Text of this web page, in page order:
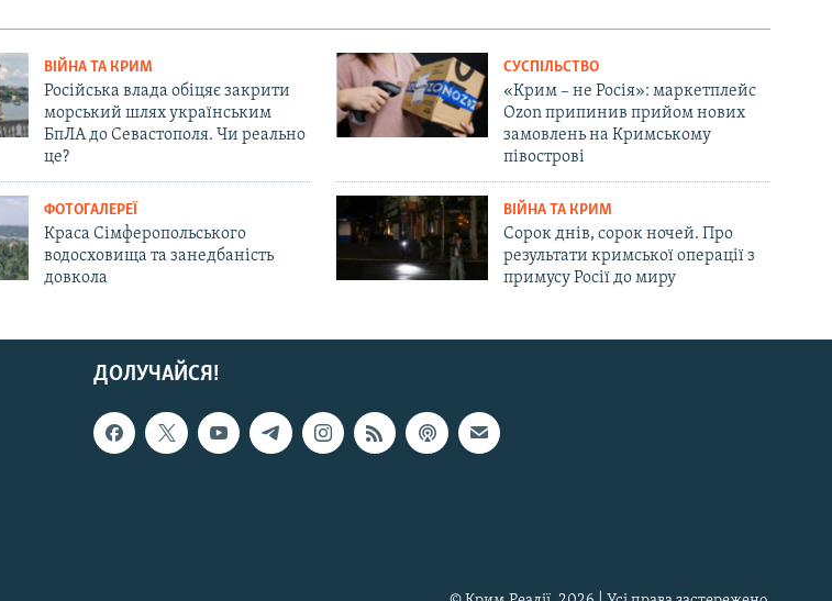
ВІЙНА ТА КРИМ
Російська влада обіцяє закрити
морський шлях українським
БпЛА до Севастополя. Чи реально
це?
СУСПІЛЬСТВО
«Крим – не Росія»: маркетплейс
Ozon припинив прийом нових
замовлень на Кримському
півострові
ФОТОГАЛЕРЕЇ
Краса Сімферопольського
водосховища та занедбаність
довкола
ВІЙНА ТА КРИМ
Сорок днів, сорок ночей. Про
результати кримської операції з
примусу Росії до миру
ДОЛУЧАЙСЯ!